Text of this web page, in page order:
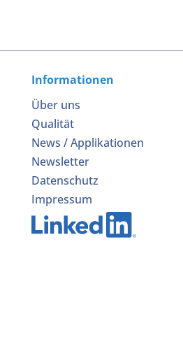
Informationen
Über uns
Qualität
News / Applikationen
Newsletter
Datenschutz
Impressum